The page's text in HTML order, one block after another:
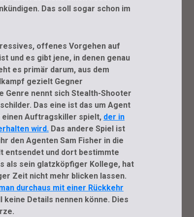
Das soll sogar schon im
offenes Vorgehen auf
und es gibt jene, in denen genau
es primär darum, aus dem
gezielt Gegner
Genre nennt sich Stealth-Shooter
Das eine ist das um Agent
einen Auftragskiller spielt, der in
wird.Das andere Spiel ist
den Agenten Sam Fisher in die
entsendet und dort bestimmte
als sein glatzköpfiger Kollege, hat
Zeit nicht mehr blicken lassen.
durchaus mit einer Rückkehr
Details nennen könne. Dies